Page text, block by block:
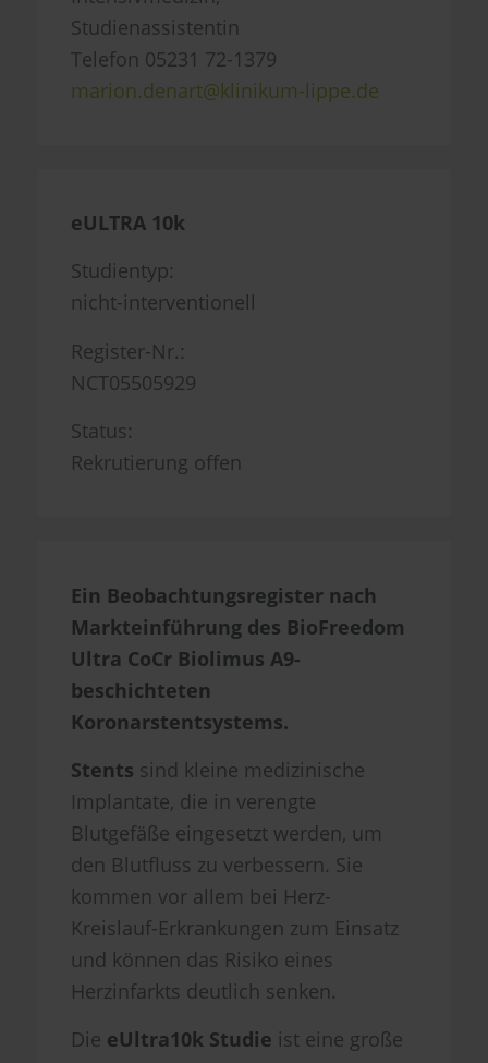
Studienassistentin
Telefon 05231 72-1379
marion.denart@klinikum-lippe.de
eULTRA 10k
Studientyp:
nicht-interventionell
Register-Nr.:
NCT05505929
Status:
Rekrutierung offen
Ein Beobachtungsregister nach
Markteinführung des BioFreedom
Ultra CoCr Biolimus A9-
beschichteten
Koronarstentsystems.
Stents sind kleine medizinische
Implantate, die in verengte
Blutgefäße eingesetzt werden, um
den Blutfluss zu verbessern. Sie
kommen vor allem bei Herz-
Kreislauf-Erkrankungen zum Einsatz
und können das Risiko eines
Herzinfarkts deutlich senken.
Die eUltra10k Studie ist eine große